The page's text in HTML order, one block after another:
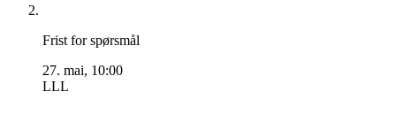
Frist for spørsmål
27. mai, 10:00
LLL